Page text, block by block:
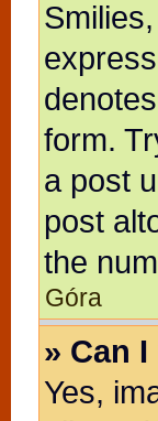
form.
a post
post
the
Góra
» Can
Yes,